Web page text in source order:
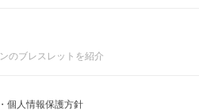
のブレスレットを紹介
個人情報保護方針